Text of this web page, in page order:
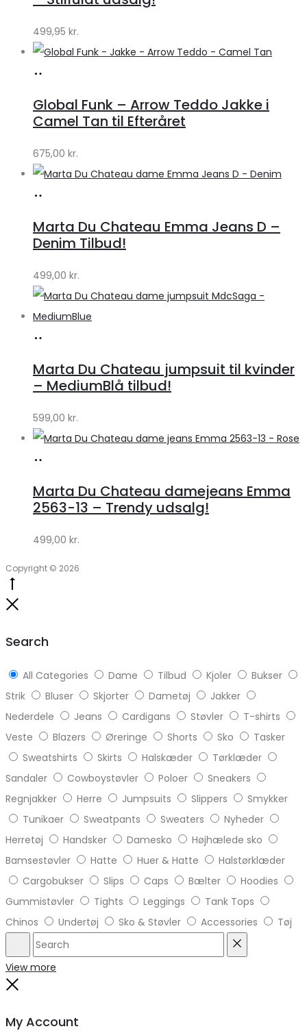
499,95 kr.
Lykke
Lykke
Global Funk – Arrow Teddo Jakke i
Camel Tan til Efteråret
675,00 kr.
Klædeskabet.dk
Marta Du Chateau Emma Jeans D –
Denim Tilbud!
499,00 kr.
Klædeskabet.dk
Marta Du Chateau jumpsuit til kvinder
– MediumBlå tilbud!
599,00 kr.
Klædeskabet.dk
Marta Du Chateau damejeans Emma
2563-13 – Trendy udsalg!
499,00 kr.
Copyright © 2026
Search
All Categories Dame Tilbud Kjoler
Bukser
Strik
Bluser Skjorter Dametøj
Jakker
Nederdele
Jeans Cardigans Støvler
T-shirts
Veste
Blazers Øreringe Shorts Sko
Tasker
Sweatshirts
Skirts Halskæder
Tørklæder
Sandaler
Cowboystøvler Poloer
Sneakers
Regnjakker
Herre Jumpsuits Slippers
Smykker
Tunikaer
Sweatpants Sweaters
Nyheder
Herretøj
Handsker Damesko
Højhælede sko
Bamsestøvler
Hatte Huer & Hatte
Halstørklæder
Cargobukser
Slips Caps Bælter
Hoodies
Gummistøvler
Tights Leggings
Tank Tops
Chinos
Undertøj Sko & Støvler Accessories Tøj
Search
View more
My Account